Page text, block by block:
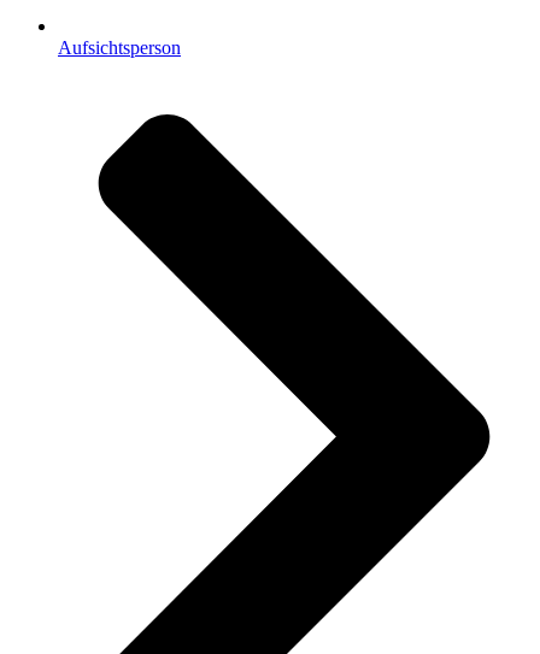
Aufsichtsperson